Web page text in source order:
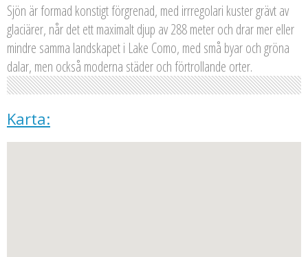
Sjön är formad konstigt förgrenad, med irrregolari kuster grävt av
glaciärer, når det ett maximalt djup av 288 meter och drar mer eller
mindre samma landskapet i Lake Como, med små byar och gröna
dalar, men också moderna städer och förtrollande orter.
Karta: